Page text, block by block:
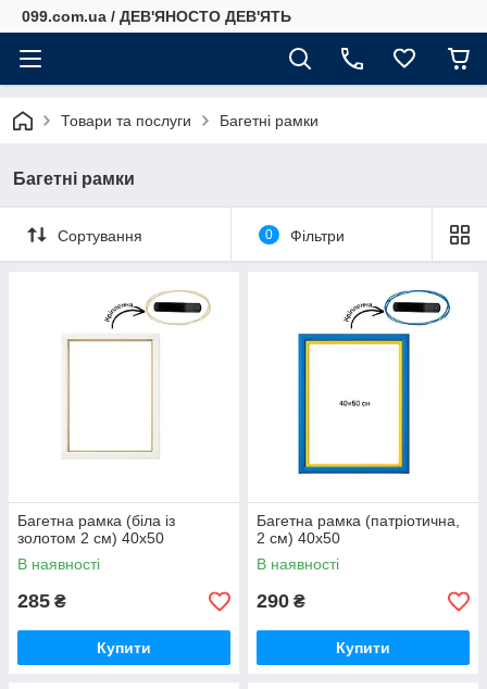
099.com.ua / ДЕВ'ЯНОСТО ДЕВ'ЯТЬ
Товари та послуги Багетні рамки
Багетні рамки
Сортування 0 Фільтри
Багетна рамка (біла із
золотом 2 см) 40х50
В наявності
285 ₴
Купити
Багетна рамка (патріотична,
2 см) 40х50
В наявності
290 ₴
Купити